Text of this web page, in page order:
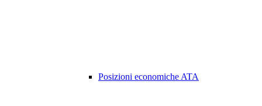
Posizioni economiche ATA